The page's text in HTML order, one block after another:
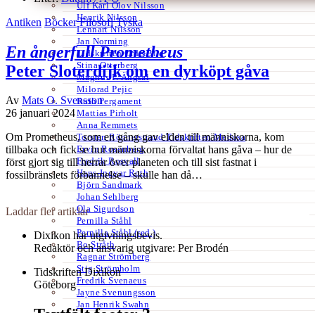
Ulf Karl Olov Nilsson
Henrik Nilsson
Lennart Nilsson
Jan Norming
Tidskriften Ord&Bild
Stina Otterberg
Magnus P. Ängsal
Milorad Pejic
Ruth Pergament
Mattias Pirholt
Anna Remmets
Torsten Rönnerstrand Tidskriften Medusa
Ervin Rosenberg
Fredrik Rosvall
Hans-Ingvar Roth
Björn Sandmark
Johan Sehlberg
Ola Sigurdson
Pernilla Ståhl
Pernilla Ståhl (red.)
Bo Stråth
Ragnar Strömberg
Stig Strömholm
Fredrik Svenaeus
Jayne Svenungsson
Jan Henrik Swahn
Antiken Böcker Filosofi Tyska
En ångerfull Prometheus
Peter Sloterdijk om en dyrköpt gåva
Av Mats O. Svensson
26 januari 2024
Om Prometheus, som en gång gav elden till människorna, kom
tillbaka och fick se hur människorna förvaltat hans gåva – hur de
först gjort sig till herrar över planeten och till sist fastnat i
fossilbränslets förbannelse – skulle han då…
Laddar fler artiklar
Dixikon har utgivningsbevis.
Redaktör och ansvarig utgivare: Per Brodén
Tidskriften Dixikon
Göteborg